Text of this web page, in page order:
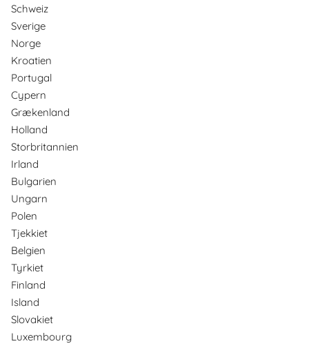
Schweiz
Sverige
Norge
Kroatien
Portugal
Cypern
Grækenland
Holland
Storbritannien
Irland
Bulgarien
Ungarn
Polen
Tjekkiet
Belgien
Tyrkiet
Finland
Island
Slovakiet
Luxembourg